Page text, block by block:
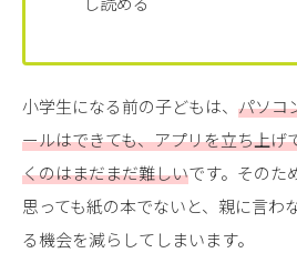
小学生になる前の子どもは、 パソコ
ールはできても、アプリを立ち上げ
くのはまだまだ難しいです。そのた
思っても紙の本でないと、親に言わ
る機会を減らしてしまいます。